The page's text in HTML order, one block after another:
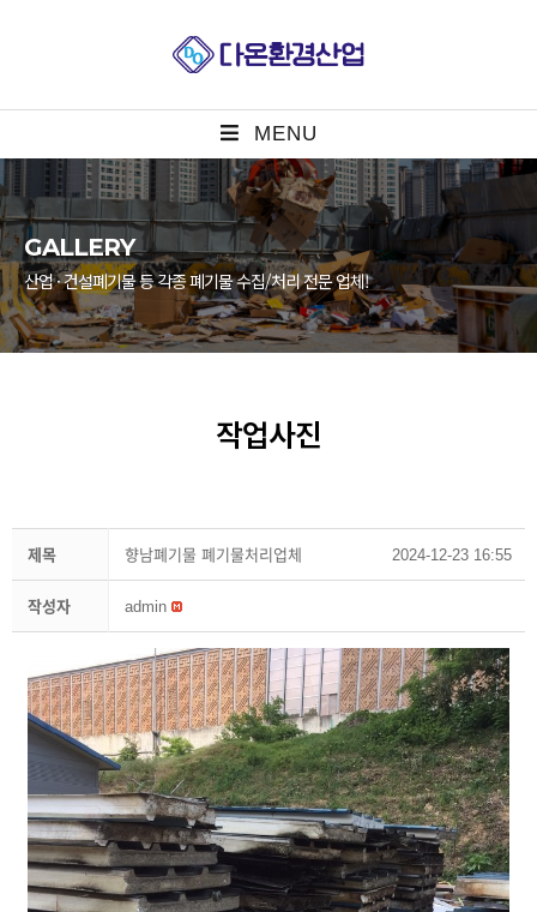
MENU
GALLERY
산업 · 건설폐기물 등 각종 폐기물 수집/처리 전문 업체!
작업사진
제목 향남폐기물 폐기물처리업체 2024-12-23 16:55
작성자 admin